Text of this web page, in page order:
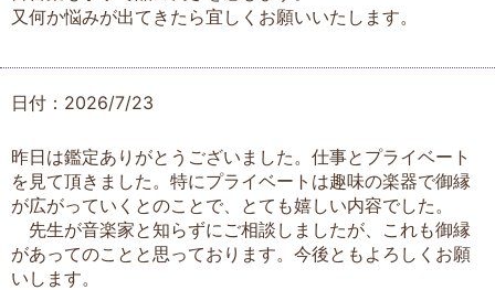
又何か悩みが出てきたら宜しくお願いいたします。
日付：2026/7/23
昨日は鑑定ありがとうございました。仕事とプライベート
を見て頂きました。特にプライベートは趣味の楽器で御縁
が広がっていくとのことで、とても嬉しい内容でした。
先生が音楽家と知らずにご相談しましたが、これも御縁
があってのことと思っております。今後ともよろしくお願
いします。